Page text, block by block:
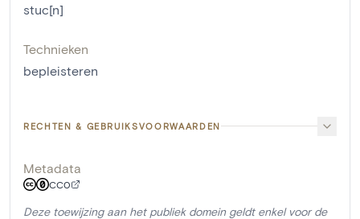
stuc[n]
Technieken
bepleisteren
RECHTEN & GEBRUIKSVOORWAARDEN
Metadata
CC0
Deze toewijzing aan het publiek domein geldt enkel voor de